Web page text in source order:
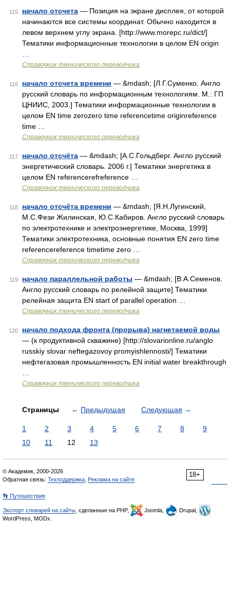
115 начало отсчета — Позиция на экране дисплея, от которой
начинаются все системы координат. Обычно находится в
левом верхнем углу экрана. [http://www.morepc.ru/dict/]
Тематики информационные технологии в целом EN origin
Справочник технического переводчика
116 начало отсчета времени — &mdash; [Л.Г.Суменко. Англо
русский словарь по информационным технологиям. М.: ГП
ЦНИИС, 2003.] Тематики информационные технологии в
целом EN time zerozero time referencetime originreference
time …
Справочник технического переводчика
117 начало отсчёта — &mdash; [А.С.Гольдберг. Англо русский
энергетический словарь. 2006 г.] Тематики энергетика в
целом EN referencerefreference …
Справочник технического переводчика
118 начало отсчёта времени — &mdash; [Я.Н.Лугинский,
М.С.Фези Жилинская, Ю.С.Кабиров. Англо русский словарь
по электротехнике и электроэнергетике, Москва, 1999]
Тематики электротехника, основные понятия EN zero time
referencereference timetime zero …
Справочник технического переводчика
119 начало параллельной работы — &mdash; [В.А.Семенов.
Англо русский словарь по релейной защите] Тематики
релейная защита EN start of parallel operation …
Справочник технического переводчика
120
начало подхода фронта (прорыва) нагнетаемой воды
— (к продуктивной скважине) [http://slovarionline.ru/anglo
russkiy slovar neftegazovoy promyishlennosti/] Тематики
нефтегазовая промышленность EN initial water breakthrough
Справочник технического переводчика
Страницы ← Предыдущая Следующая →
1 2 3 4 5 6 7 8
9
10
11 12 13
18+
© Академик, 2000-2026
Обратная связь: Техподдержка Реклама на сайте
👣 Путешествия
Экспорт словарей на сайты , сделанные на PHP, Joomla,
Drupal,
WordPress, MODx.